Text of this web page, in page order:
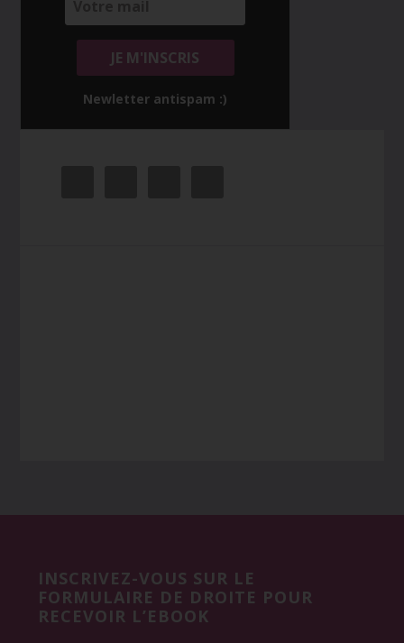
Newletter antispam :)
Footer
INSCRIVEZ-VOUS SUR LE
FORMULAIRE DE DROITE POUR
RECEVOIR L’EBOOK